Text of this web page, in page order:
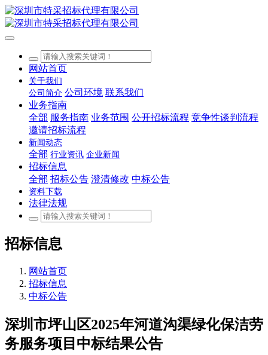
网站首页
关于我们
公司简介 公司环境 联系我们
业务指南
全部 服务指南 业务范围 公开招标流程 竞争性谈判流程
邀请招标流程
新闻动态
全部 行业资讯 企业新闻
招标信息
全部 招标公告 澄清修改 中标公告
资料下载
法律法规
招标信息
网站首页
招标信息
中标公告
深圳市坪山区2025年河道沟渠绿化保洁劳
务服务项目中标结果公告